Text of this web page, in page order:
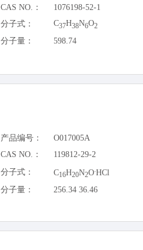
CAS NO.：
1076198-52-1
分子式：
C37H38N6O2
分子量： 598.74
产品编号：
O017005A
CAS NO.：
119812-29-2
分子式：
C16H20N2O.HCl
分子量：
256.34 36.46